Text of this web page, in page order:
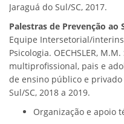
Jaraguá do Sul/SC, 2017.
Palestras de Prevenção ao
Equipe Intersetorial/
Psicologia. OECHSLER,
multiprofissional, pais e
de ensino público e privado
Sul/SC, 2018 a 2019.
Organização e apoio